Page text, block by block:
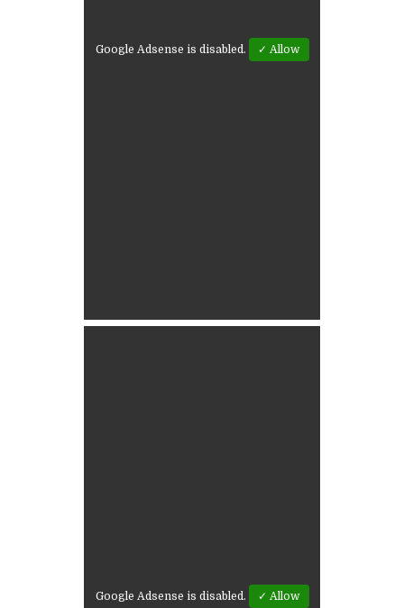
Google Adsense is disabled. ✓ Allow
Google Adsense is disabled. ✓ Allow